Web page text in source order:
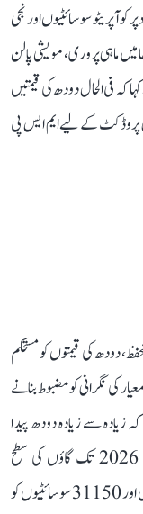
کوآپریٹو سوسائٹیوں اور نجی
ماہی پروری، مویشی پالن
فی الحال دودھ کی قیمتیں
پروڈکٹ کے لیے ایم ایس پی
دودھ کی قیمتوں کو مستحکم
کی نگرانی کو مضبوط بنانے
سے زیادہ دودھ پیدا
کرنے والوں کو منظم شعبے میں لانے کے لیے مارچ 2026 تک گاؤں کی سطح
پر 36283 نئی ڈیری کوآپریٹو سوسائٹیاں قائم کی گئی ہیں اور 31150 سوسائٹیوں کو